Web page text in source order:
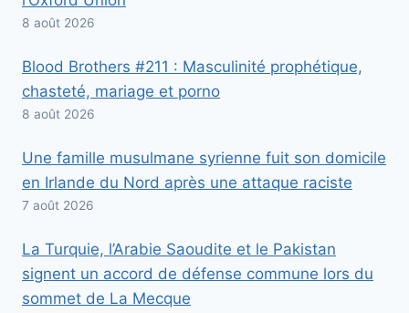
8 août 2026
Blood Brothers #211 : Masculinité prophétique,
chasteté, mariage et porno
8 août 2026
Une famille musulmane syrienne fuit son domicile
en Irlande du Nord après une attaque raciste
7 août 2026
La Turquie, l’Arabie Saoudite et le Pakistan
signent un accord de défense commune lors du
sommet de La Mecque